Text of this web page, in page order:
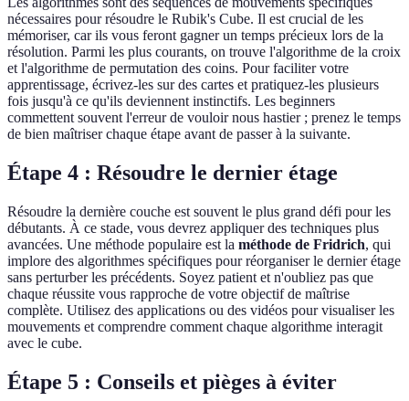
nécessaires pour résoudre le Rubik's Cube. Il est crucial de les
mémoriser, car ils vous feront gagner un temps précieux lors de la
résolution. Parmi les plus courants, on trouve l'algorithme de la croix
et l'algorithme de permutation des coins. Pour faciliter votre
apprentissage, écrivez-les sur des cartes et pratiquez-les plusieurs
fois jusqu'à ce qu'ils deviennent instinctifs. Les beginners
commettent souvent l'erreur de vouloir nous hastier ; prenez le temps
de bien maîtriser chaque étape avant de passer à la suivante.
Étape 4 : Résoudre le dernier étage
Résoudre la dernière couche est souvent le plus grand défi pour les
débutants. À ce stade, vous devrez appliquer des techniques plus
avancées. Une méthode populaire est la méthode de Fridrich, qui
implore des algorithmes spécifiques pour réorganiser le dernier étage
sans perturber les précédents. Soyez patient et n'oubliez pas que
chaque réussite vous rapproche de votre objectif de maîtrise
complète. Utilisez des applications ou des vidéos pour visualiser les
mouvements et comprendre comment chaque algorithme interagit
avec le cube.
Étape 5 : Conseils et pièges à éviter